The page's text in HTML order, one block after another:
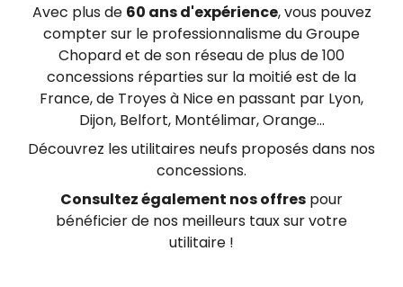
Avec plus de 60 ans d'expérience, vous pouvez
compter sur le professionnalisme du Groupe
Chopard et de son réseau de plus de 100
concessions réparties sur la moitié est de la
France, de Troyes à Nice en passant par Lyon,
Dijon, Belfort, Montélimar, Orange...
Découvrez les utilitaires neufs proposés dans nos
concessions.
Consultez également nos offres pour
bénéficier de nos meilleurs taux sur votre
utilitaire !